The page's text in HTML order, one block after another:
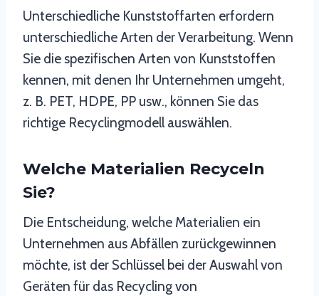
Unterschiedliche Kunststoffarten erfordern
unterschiedliche Arten der Verarbeitung. Wenn
Sie die spezifischen Arten von Kunststoffen
kennen, mit denen Ihr Unternehmen umgeht,
z. B. PET, HDPE, PP usw., können Sie das
richtige Recyclingmodell auswählen.
Welche Materialien Recyceln
Sie?
Die Entscheidung, welche Materialien ein
Unternehmen aus Abfällen zurückgewinnen
möchte, ist der Schlüssel bei der Auswahl von
Geräten für das Recycling von